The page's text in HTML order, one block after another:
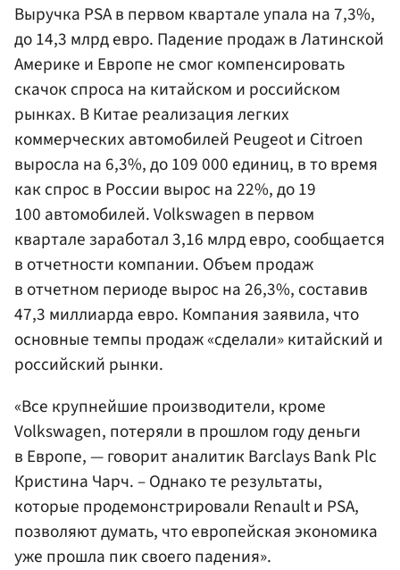
Выручка PSA в первом квартале упала на 7,3%,
до 14,3 млрд евро. Падение продаж в Латинской
Америке и Европе не смог компенсировать
скачок спроса на китайском и российском
рынках. В Китае реализация легких
коммерческих автомобилей Peugeot и Citroen
выросла на 6,3%, до 109 000 единиц, в то время
как спрос в России вырос на 22%, до 19
100 автомобилей. Volkswagen в первом
квартале заработал 3,16 млрд евро, сообщается
в отчетности компании. Объем продаж
в отчетном периоде вырос на 26,3%, составив
47,3 миллиарда евро. Компания заявила, что
основные темпы продаж «сделали» китайский и
российский рынки.
«Все крупнейшие производители, кроме
Volkswagen, потеряли в прошлом году деньги
в Европе, — говорит аналитик Barclays Bank Plc
Кристина Чарч. – Однако те результаты,
которые продемонстрировали Renault и PSA,
позволяют думать, что европейская экономика
уже прошла пик своего падения».